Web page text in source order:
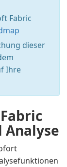
Fabric
dieser
Ihre
Analyse